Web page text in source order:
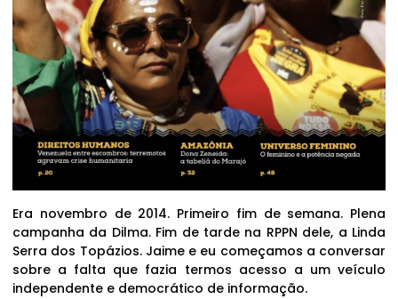
Era novembro de 2014. Primeiro fim de semana. Plena
campanha da Dilma. Fim de tarde na RPPN dele, a Linda
Serra dos Topázios. Jaime e eu começamos a conversar
sobre a falta que fazia termos acesso a um veículo
independente e democrático de informação.